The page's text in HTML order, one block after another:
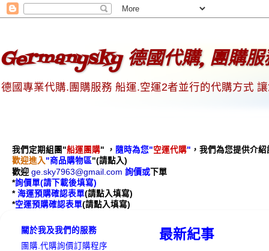
Germanysky 德國代購, 團購
德國專業代購.團購服務 船運.空運2者並行的代購方式
我們定期組團"船運團購" ， 隨時為您"空運代購" ， 我們為您提供介
歡迎進入"商品購物區"(請點入)
歡迎 ge.sky7963@gmail.com 詢價或下單
*詢價單(請下載後填寫)
* 海運預購確認表單(請點入填寫)
*空運預購確認表單(請點入填寫)
最新紀事
關於我及我們的服務
團購.代購詢價訂購程序